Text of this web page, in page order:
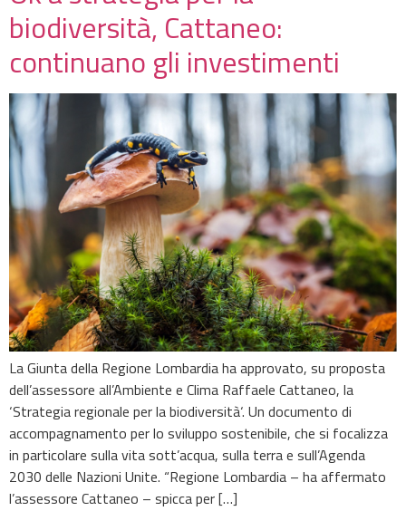
biodiversità, Cattaneo:
continuano gli investimenti
La Giunta della Regione Lombardia ha approvato, su proposta
dell’assessore all’Ambiente e Clima Raffaele Cattaneo, la
‘Strategia regionale per la biodiversità‘. Un documento di
accompagnamento per lo sviluppo sostenibile, che si focalizza
in particolare sulla vita sott’acqua, sulla terra e sull’Agenda
2030 delle Nazioni Unite. “Regione Lombardia – ha affermato
l’assessore Cattaneo – spicca per […]